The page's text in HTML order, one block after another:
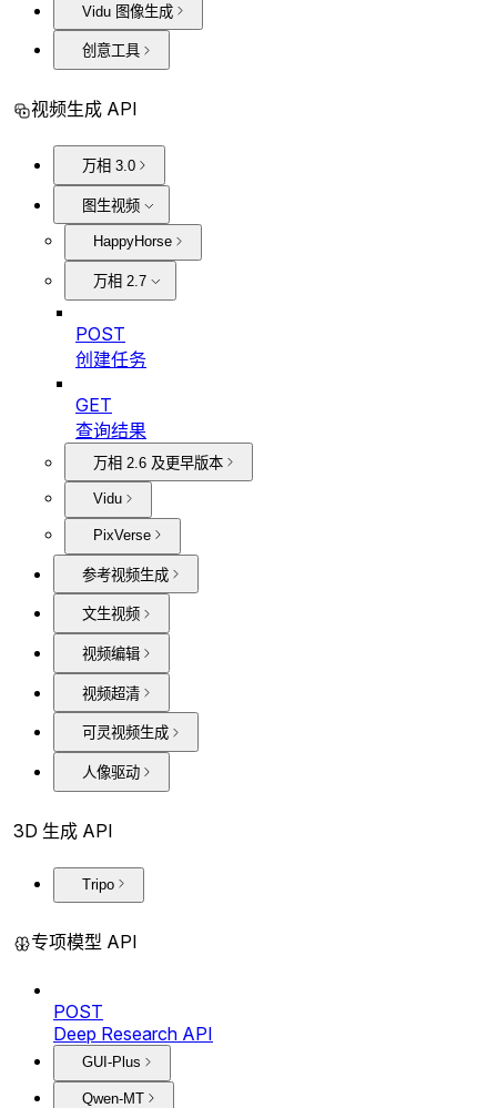
Vidu 图像生成
创意工具
视频生成 API
万相 3.0
图生视频
HappyHorse
万相 2.7
POST
创建任务
GET
查询结果
万相 2.6 及更早版本
Vidu
PixVerse
参考视频生成
文生视频
视频编辑
视频超清
可灵视频生成
人像驱动
3D 生成 API
Tripo
专项模型 API
POST
Deep Research API
GUI-Plus
Qwen-MT